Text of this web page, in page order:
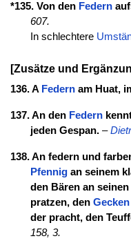
*135. Von den Federn
607.
In schlechtere
[Zusätze und
136. A Federnam Huat,
137. An den Federn
jeden Gespan.–
138. An federn und
Pfennigan seinem
den Bären an
pratzen, den Gecken
der pracht, den
158, 3.